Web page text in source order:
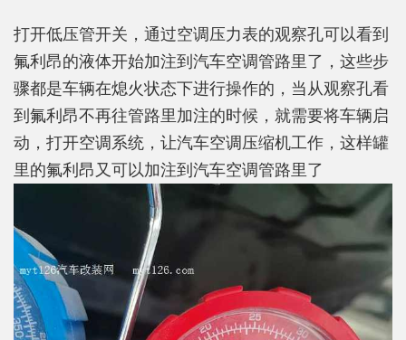
打开低压管开关，通过空调压力表的观察孔可以看到
氟利昂的液体开始加注到汽车空调管路里了，这些步
骤都是车辆在熄火状态下进行操作的，当从观察孔看
到氟利昂不再往管路里加注的时候，就需要将车辆启
动，打开空调系统，让汽车空调压缩机工作，这样罐
里的氟利昂又可以加注到汽车空调管路里了